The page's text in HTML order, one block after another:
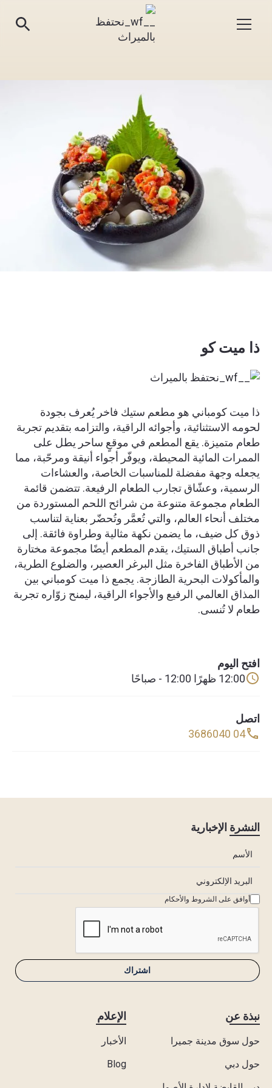
ذا ميت كو
ذا ميت كومباني هو مطعم ستيك فاخر يُعرف بجودة
لحومه الاستثنائية، وأجوائه الراقية، والتزامه بتقديم تجربة
طعام متميزة. يقع المطعم في موقعٍ ساحر يطل على
الممرات المائية المحيطة، ويوفّر أجواء أنيقة ومرحّبة، مما
يجعله وجهة مفضلة للمناسبات الخاصة، والعشاءات
الرسمية، وعشّاق تجارب الطعام الرفيعة. تتضمن قائمة
الطعام مجموعة متنوعة من شرائح اللحم المستوردة من
مختلف أنحاء العالم، والتي تُعمَّر وتُحضّر بعناية لتناسب
ذوق كل ضيف، ما يضمن نكهة مثالية وطراوة فائقة. إلى
جانب أطباق الستيك، يقدم المطعم أيضًا مجموعة مختارة
من الأطباق الفاخرة مثل البرغر العصير، والضلوع الطرية،
والمأكولات البحرية الطازجة. يجمع ذا ميت كومباني بين
المذاق العالمي الرفيع والأجواء الراقية، ليمنح زوّاره تجربة
طعام لا تُنسى.
افتح اليوم
12:00 ظهرًا 12:00 - صباحًا
اتصل
04 3686040
نبذة عن
حول سوق مدينة جميرا
حول دبي
الإعلام
الأخبار
Blog
النشرة الإخبارية
أوافق على الشروط والأحكام